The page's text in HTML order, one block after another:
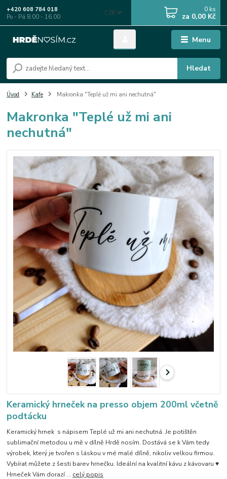
Menu
CZK
Hledat
+420 608 784 018
Po - Pá 8.00 - 16.00
0 ks
za 0,00 Kč
Úvod Kafe Makronka "Teplé už mi ani nechutná"
Makronka "Teplé už mi ani
nechutná"
Keramický hrneček na presso objem 200ml včetně
podtácku
Keramický hrnek s nápisem Teplé už mi ani nechutná. Je potištěn
sublimační metodou u mě v dílně Hrdě nosím. Dostává se k Vám tedy
výrobek, který je tvořen s láskou v mé malé dílně, nikoliv velkou firmou.
Vybírat můžete z šesti barev hrnečku. Ideální na kvalitní kávu z kávovaru ♥
Hrneček Vám dorazí ... celý popis